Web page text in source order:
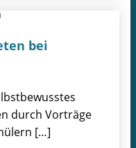
bei
durch Vorträge
[…]